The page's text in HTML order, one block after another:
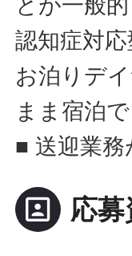
とが一般的
認知症対
お泊りデ
まま宿泊
■ 送迎業
portrait 応募